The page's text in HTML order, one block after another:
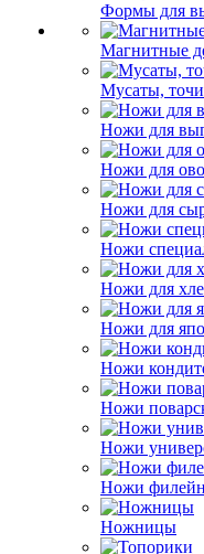
Формы для
Магнитные
Мусаты,
Ножи для
Ножи для
Ножи для
Ножи
Ножи для
Ножи для
Ножи
Ножи
Ножи
Ножи
Ножницы